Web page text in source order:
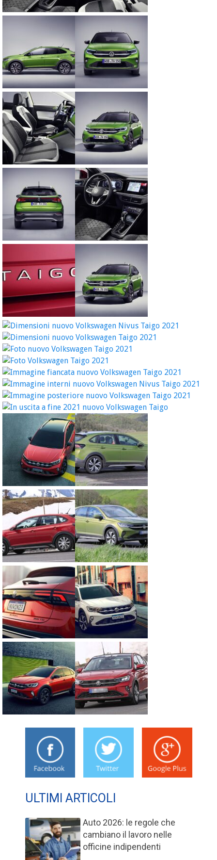
ULTIMI ARTICOLI
Auto 2026: le regole che
cambiano il lavoro nelle
officine indipendenti